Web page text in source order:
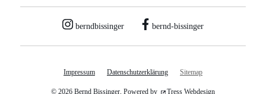
berndbissinger bernd-bissinger
Impressum Datenschutzerklärung Sitemap
© 2026 Bernd Bissinger, Powered by Tress Webdesign